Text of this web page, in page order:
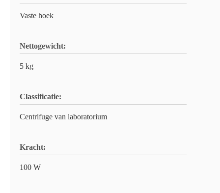
Vaste hoek
Nettogewicht:
5 kg
Classificatie:
Centrifuge van laboratorium
Kracht:
100 W